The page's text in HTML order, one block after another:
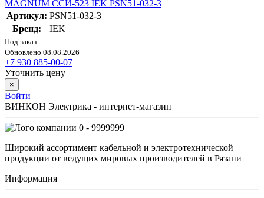
MAGNUM ССИ-523 IEK PSN51-032-3
Артикул: PSN51-032-3
Бренд:
IEK
Под заказ
Обновлено 08.08.2026
+7 930 885-00-07
Уточнить цену
×
Войти
ВИНКОН Электрика - интернет-магазин
0 - 9999999
Широкий ассортимент кабельной и электротехнической
продукции от ведущих мировых производителей в Рязани
Информация